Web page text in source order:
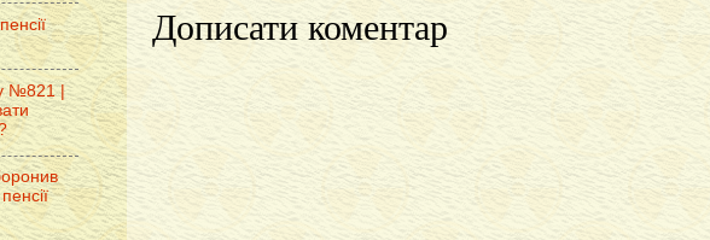
Дописати коментар
№821 |